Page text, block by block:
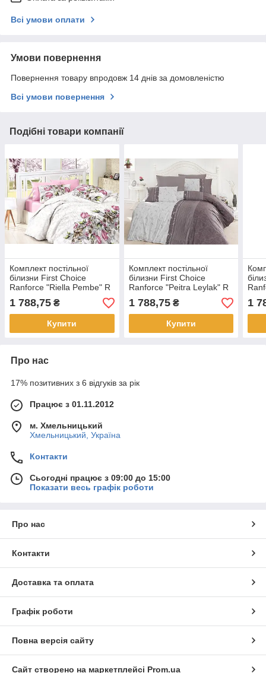
Всі умови оплати
Умови повернення
Повернення товару впродовж 14 днів за домовленістю
Всі умови повернення
Подібні товари компанії
Комплект постільної
білизни First Choice
Ranforce "Riella Pembe" R
61
1 788,75 ₴
Купити
Комплект постільної
білизни First Choice
Ranforce "Peitra Leylak" R
76
1 788,75₴
Купити
1
Про нас
17% позитивних з 6 відгуків за рік
Працює з 01.11.2012
м. Хмельницький
Хмельницький, Україна
Контакти
Сьогодні працює з 09:00 до 15:00
Показати весь графік роботи
Про нас
Контакти
Доставка та оплата
Графік роботи
Повна версія сайту
Сайт створено на маркетплейсі Prom.ua